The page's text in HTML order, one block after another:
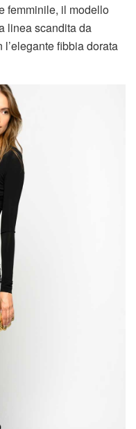
femminile, il modello
linea scandita da
l’elegante fibbia dorata